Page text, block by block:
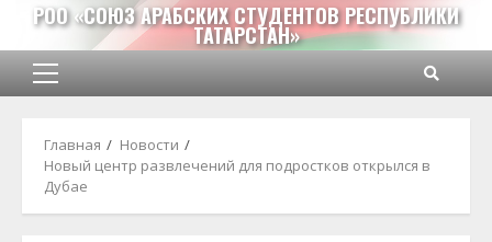
Перейти
содержимому
РОО «СОЮЗ АРАБСКИХ СТУДЕНТОВ РЕСПУБЛИКИ
ТАТАРСТАН»
Основное
Главная
Новости
Новый центр развлечений для подростков открылся в
Дубае